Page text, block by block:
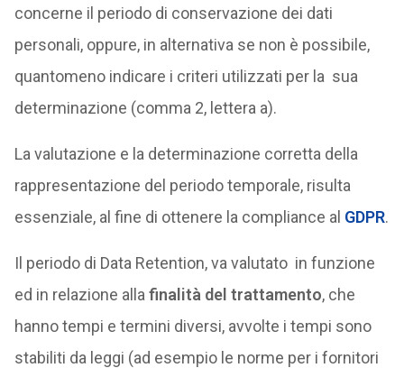
concerne il periodo di conservazione dei dati
personali, oppure, in alternativa se non è possibile,
quantomeno indicare i criteri utilizzati per la sua
determinazione (comma 2, lettera a).
La valutazione e la determinazione corretta della
rappresentazione del periodo temporale, risulta
essenziale, al fine di ottenere la compliance al GDPR.
Il periodo di Data Retention, va valutato in funzione
ed in relazione alla finalità del trattamento, che
hanno tempi e termini diversi, avvolte i tempi sono
stabiliti da leggi (ad esempio le norme per i fornitori